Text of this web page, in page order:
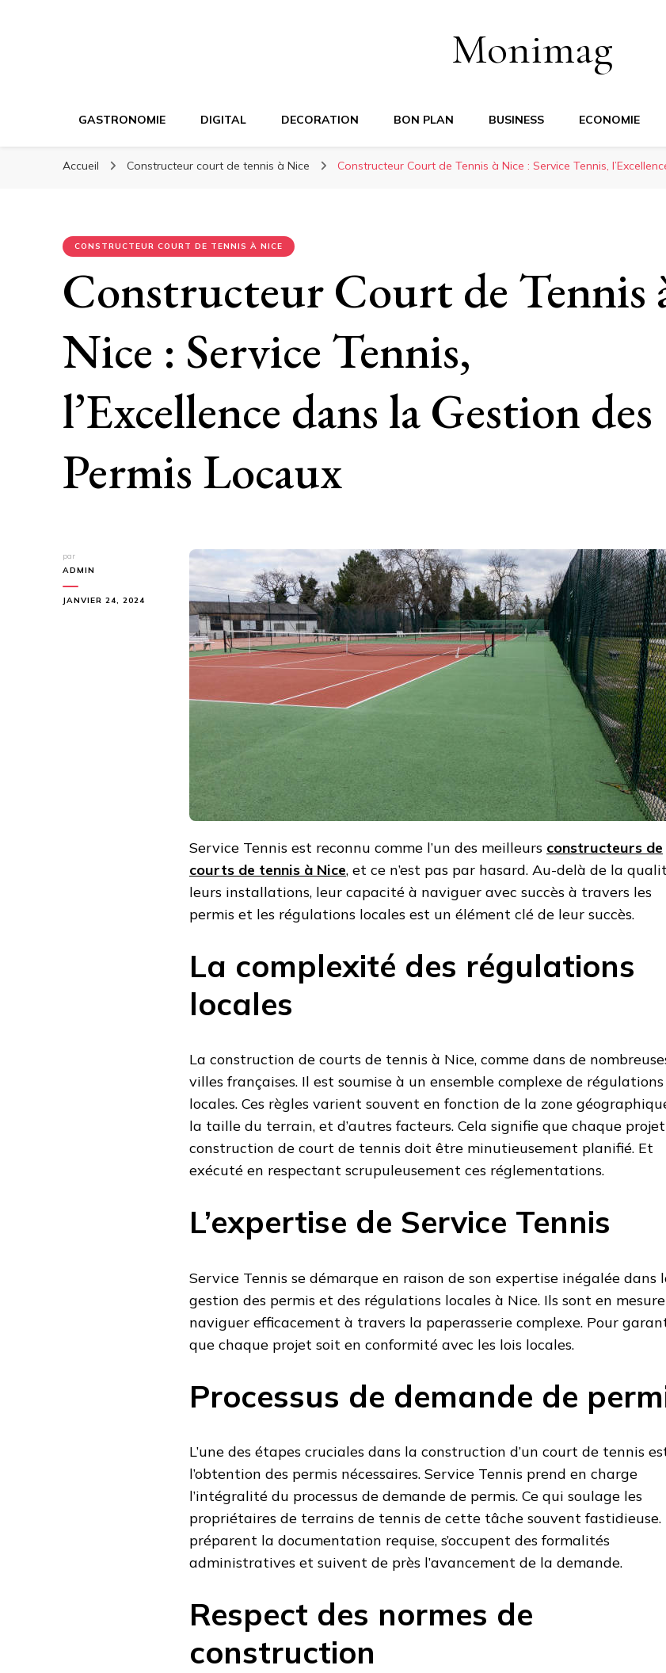
Monimag
GASTRONOMIE DIGITAL DECORATION BON PLAN BUSINESS ECONOMIE
Accueil Constructeur court de tennis à Nice Constructeur Court de Tennis à Nice : Service Tennis,
CONSTRUCTEUR COURT DE TENNIS À NICE
Constructeur Court de Tennis
Nice : Service Tennis,
l’Excellence dans la Gestion des
Permis Locaux
par
ADMIN
JANVIER 24, 2024
Service Tennis est reconnu comme l’un des meilleurs constructeurs de
courts de tennis à Nice, et ce n’est pas par hasard. Au-delà de la
leurs installations, leur capacité à naviguer avec succès à travers les
permis et les régulations locales est un élément clé de leur succès.
La complexité des régulations
locales
La construction de courts de tennis à Nice, comme dans de
villes françaises. Il est soumise à un ensemble complexe de régulations
locales. Ces règles varient souvent en fonction de la zone
la taille du terrain, et d’autres facteurs. Cela signifie que chaque
construction de court de tennis doit être minutieusement planifié. Et
exécuté en respectant scrupuleusement ces réglementations.
L’expertise de Service Tennis
Service Tennis se démarque en raison de son expertise inégalée dans
gestion des permis et des régulations locales à Nice. Ils sont en
naviguer efficacement à travers la paperasserie complexe. Pour
que chaque projet soit en conformité avec les lois locales.
Processus de demande de
L’une des étapes cruciales dans la construction d’un court de tennis
l’obtention des permis nécessaires. Service Tennis prend en charge
l’intégralité du processus de demande de permis. Ce qui soulage les
propriétaires de terrains de tennis de cette tâche souvent fastidieuse.
préparent la documentation requise, s’occupent des formalités
administratives et suivent de près l’avancement de la demande.
Respect des normes de
construction